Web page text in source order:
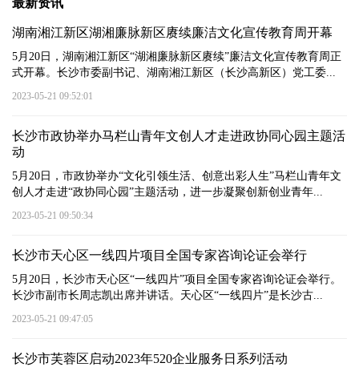
最新资讯
湖南湘江新区湖湘廉脉新区赓续廉洁文化宣传教育周开幕
5月20日，湖南湘江新区“湖湘廉脉新区赓续”廉洁文化宣传教育周正
式开幕。长沙市委副书记、湖南湘江新区（长沙高新区）党工委...
2023-05-21 09:52:01
长沙市政协举办马栏山青年文创人才走进政协同心园主题活
动
5月20日，市政协举办“文化引领生活、创意出彩人生”马栏山青年文
创人才走进“政协同心园”主题活动，进一步凝聚创新创业青年...
2023-05-21 09:50:34
长沙市天心区一线四片项目全国专家咨询论证会举行
5月20日，长沙市天心区“一线四片”项目全国专家咨询论证会举行。
长沙市副市长周志凯出席并讲话。天心区“一线四片”是长沙古...
2023-05-21 09:47:05
长沙市芙蓉区启动2023年520企业服务日系列活动